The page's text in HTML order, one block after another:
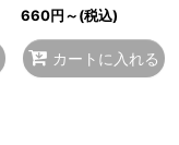
660円～(税込)
カートに入れる